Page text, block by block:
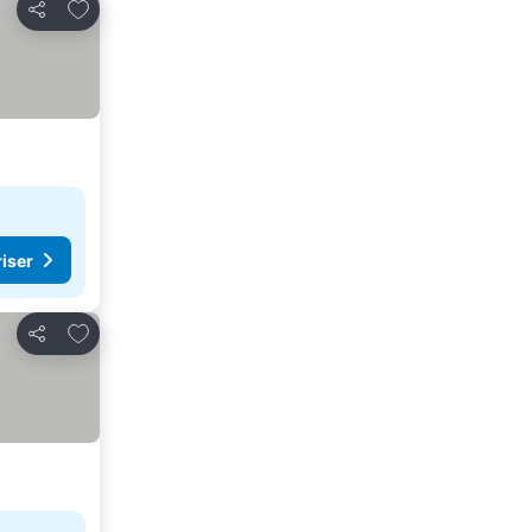
Del
Legg til i favoritter
Del
Legg til i favoritter